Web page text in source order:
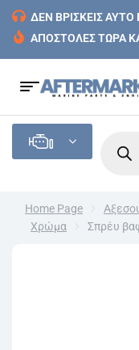
ΔΕΝ ΒΡΙΣΚΕΙΣ ΑΥΤΟ
ΑΠΟΣΤΟΛΕΣ ΤΩΡΑ
Home Page
Χρώμα
Σπρέυ